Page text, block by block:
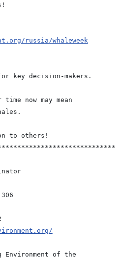
russia/whaleweek
key decision-makers.
now may mean
to others!
of the